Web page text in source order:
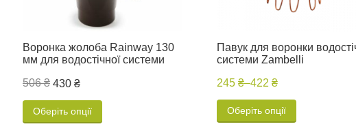
Воронка жолоба Rainway 130
мм для водостічної системи
506 ₴ 430 ₴
Оберіть опції
Павук для воронки
системи Zambelli
245 ₴–422 ₴
Оберіть опції